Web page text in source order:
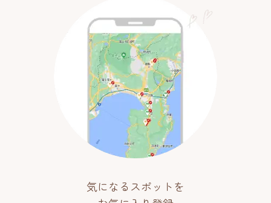
気になるスポットを